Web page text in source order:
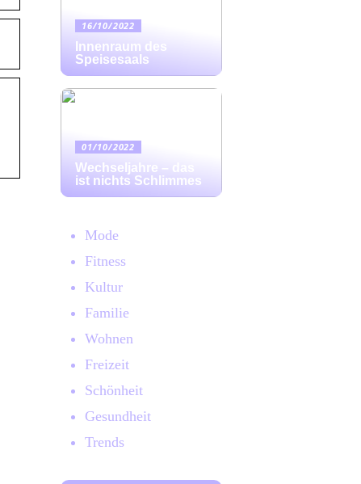
16/10/2022
Innenraum des
Speisesaals
01/10/2022
Wechseljahre – das
ist nichts Schlimmes
Mode
Fitness
Kultur
Familie
Wohnen
Freizeit
Schönheit
Gesundheit
Trends